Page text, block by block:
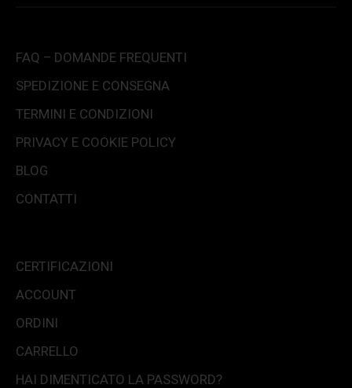
FAQ – DOMANDE FREQUENTI
SPEDIZIONE E CONSEGNA
TERMINI E CONDIZIONI
PRIVACY E COOKIE POLICY
BLOG
CONTATTI
CERTIFICAZIONI
ACCOUNT
ORDINI
CARRELLO
HAI DIMENTICATO LA PASSWORD?